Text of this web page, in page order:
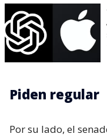
Piden regular
Por su lado, el